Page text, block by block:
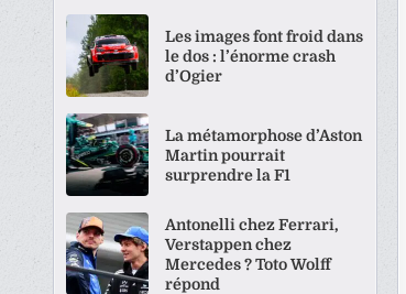
Les images font froid dans
le dos : l’énorme crash
d’Ogier
La métamorphose d’Aston
Martin pourrait
surprendre la F1
Antonelli chez Ferrari,
Verstappen chez
Mercedes ? Toto Wolff
répond